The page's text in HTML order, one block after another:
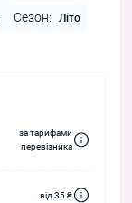
Сезон: Літо
за тарифами
перевізника
від 35 ₴